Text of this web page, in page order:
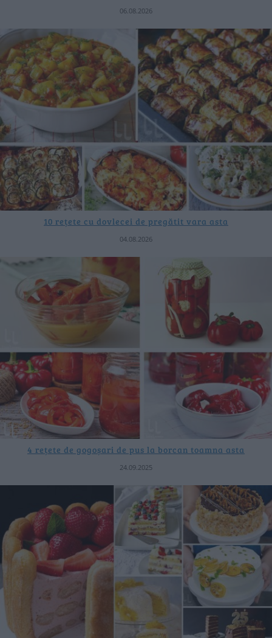
06.08.2026
10 rețete cu dovlecei de pregătit vara asta
04.08.2026
4 rețete de gogoșari de pus la borcan toamna asta
24.09.2025